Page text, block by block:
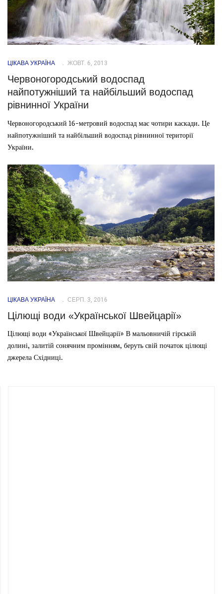
ЦІКАВА УКРАЇНА ЖОВТ. 6, 2013
Червоногородський водоспад
найпотужніший та найбільший водоспад
рівнинної України
Червоногородський 16-метровий водоспад має чотири каскади. Це
найпотужніший та найбільший водоспад рівнинної території
України.
ЦІКАВА УКРАЇНА СЕРП. 3, 2016
Цілющі води «Української Швейцарії»
Цілющі води «Української Швейцарії» В мальовничій гірській
долині, залитій сонячним промінням, беруть свій початок цілющі
джерела Східниці.